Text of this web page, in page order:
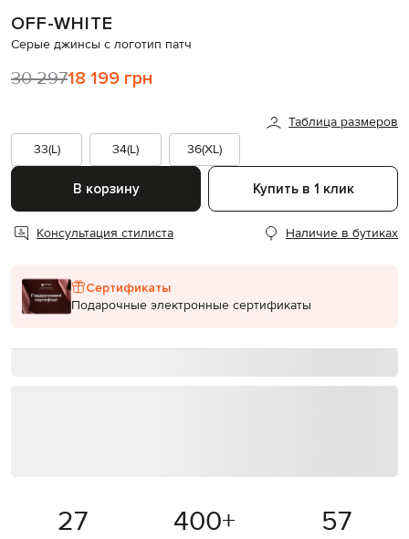
OFF-WHITE
Серые джинсы с логотип патч
30 29718 199 грн
Таблица размеров
33(L)
34(L) 36(XL)
В корзину Купить в 1 клик
Консультация стилиста Наличие в бутиках
Сертификаты
Подарочные электронные сертификаты
27 400+ 57